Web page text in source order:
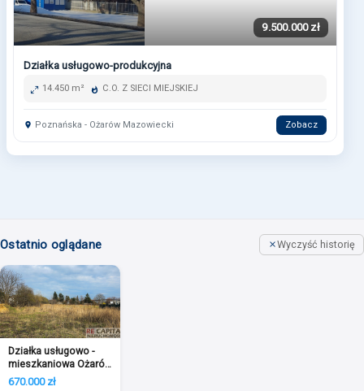
9.500.000 zł
Działka usługowo-produkcyjna
14.450 m² C.O. Z SIECI MIEJSKIEJ
Poznańska - Ożarów Mazowiecki Zobacz
Ostatnio oglądane Wyczyść historię
Działka usługowo -
mieszkaniowa Ożarów
Mazowiecki
670.000 zł